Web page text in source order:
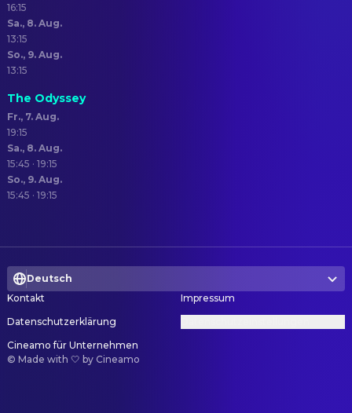
16:15
Sa., 8. Aug.
13:15
So., 9. Aug.
13:15
The Odyssey
Fr., 7. Aug.
19:15
Sa., 8. Aug.
15:45 · 19:15
So., 9. Aug.
15:45 · 19:15
Deutsch
Kontakt
Impressum
Datenschutzerklärung
Cineamo für Unternehmen
© Made with 🤍 by Cineamo